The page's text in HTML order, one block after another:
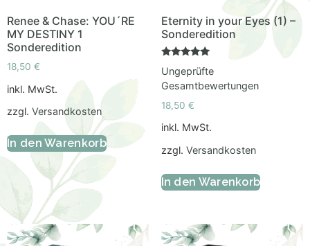
Renee & Chase: YOU´RE
MY DESTINY 1
Sonderedition
18,50 €
inkl. MwSt.
zzgl. Versandkosten
In den Warenkorb
Eternity in your Eyes (1) –
Sonderedition
Bewertet
mit
5.00
von 5
Ungeprüfte
Gesamtbewertungen
18,50 €
inkl. MwSt.
zzgl. Versandkosten
In den Warenkorb